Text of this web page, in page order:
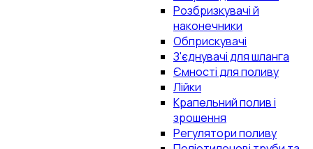
Розбризкувачі й
наконечники
Обприскувачі
З'єднувачі для шланга
Ємності для поливу
Лійки
Крапельний полив і
зрошення
Регулятори поливу